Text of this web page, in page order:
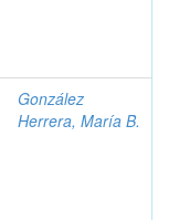
González
Herrera, María B.